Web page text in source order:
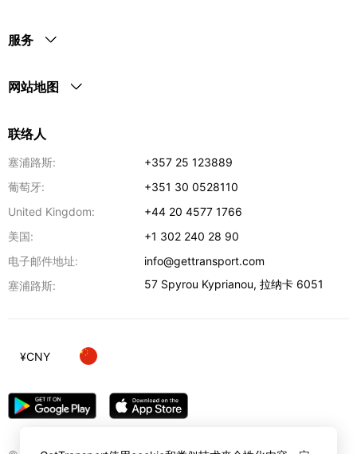
服务
网站地图
联络人
塞浦路斯:
+357 25 123889
葡萄牙:
+351 30 0528110
United Kingdom:
+44 20 4577 1766
美国:
+1 302 240 28 90
电子邮件地址:
info@gettransport.com
塞浦路斯:
57 Spyrou Kyprianou,拉纳卡 6051
¥CNY